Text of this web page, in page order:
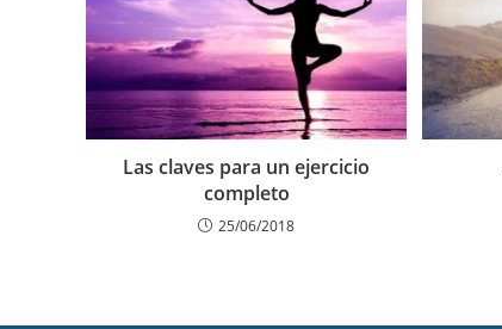
Las claves para un ejercicio
completo
25/06/2018